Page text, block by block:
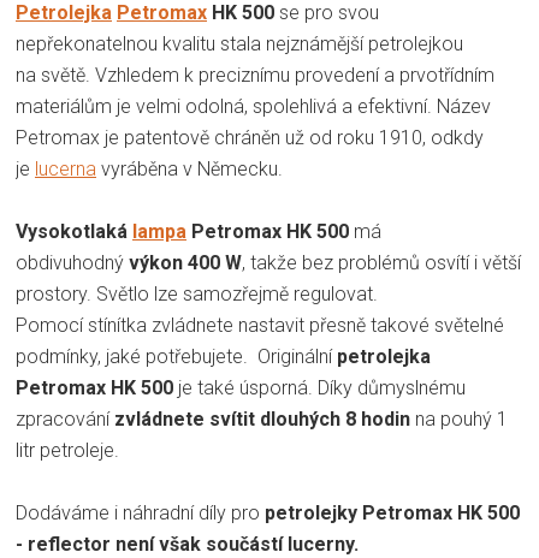
Petrolejka Petromax HK 500 se pro svou
nepřekonatelnou kvalitu stala nejznámější petrolejkou
na světě. Vzhledem k preciznímu provedení a prvotřídním
materiálům je velmi odolná, spolehlivá a efektivní. Název
Petromax je patentově chráněn už od roku 1910, odkdy
je lucerna vyráběna v Německu.
Vysokotlaká lampa Petromax HK 500 má
obdivuhodný výkon 400 W, takže bez problémů osvítí i větší
prostory. Světlo lze samozřejmě regulovat.
Pomocí stínítka zvládnete nastavit přesně takové světelné
podmínky, jaké potřebujete. Originální petrolejka
Petromax HK 500 je také úsporná. Díky důmyslnému
zpracování zvládnete svítit dlouhých 8 hodin na pouhý 1
litr petroleje.
Dodáváme i náhradní díly pro petrolejky Petromax HK 500
- reflector není však součástí lucerny.